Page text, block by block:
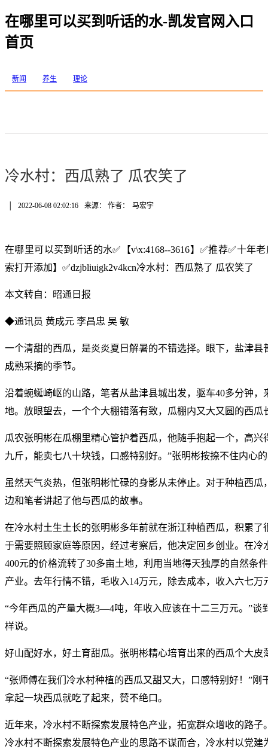
在哪里可以买到听话的水-凯发官网入口
首页
新闻 养生 理论
冷水村：西瓜熟了 瓜农笑了
2022-06-08 02:02:16 来源： 作者： 马宏宇
在哪里可以买到听话的水✅【v\x:4168--3616】✅推荐✅十年
索打开添加】✅dzjbliuigk2v4kcn冷水村：西瓜熟了 瓜农笑了
本文转自：昭通日报
◆通讯员 黄成元 李昌忠 吴 敏
一个清甜的西瓜，是炎炎夏日解暑的不错选择。眼下，盐津县
成熟采摘的季节。
沿着蜿蜒崎岖的山路，笔者从盐津县城出发，驱车40多分钟，
地。放眼望去，一个个大棚错落有致，瓜棚内又大又圆的西瓜
瓜农张明彬在瓜棚里精心管护着西瓜，他随手抱起一个，高兴
九斤，能卖七八十块钱，口感特别好。”张明彬按捺不住内心
虽然天气炎热，但张明彬忙碌的身影从未停止。对于种植西
边和笔者讲起了他与西瓜的故事。
在冷水村土生土长的张明彬多年前就在浙江种植西瓜，积累了
于需要照顾家庭等原因，经过考察后，他决定回乡创业。在冷
400元的价格流转了30多亩土地，利用当地得天独厚的自然条
产业。去年行情不错，毛收入14万元，除去成本，收入六七万
“今年西瓜的产量大概3—4吨，年收入应该在十二三万元。”谈
样说。
好山配好水，好土育甜瓜。张明彬精心培育出来的西瓜个大皮
“张师傅在我们冷水村种植的西瓜又甜又大，口感特别好！”刚
拿起一块西瓜就吃了起来，赞不绝口。
近年来，冷水村不断探索发展特色产业，拓宽群众增收的路子
冷水村不断探索发展特色产业的思路不谋而合，冷水村以党